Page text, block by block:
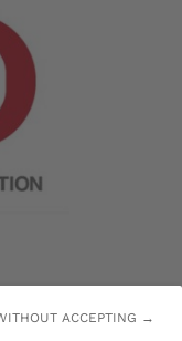
ACCEPTING →